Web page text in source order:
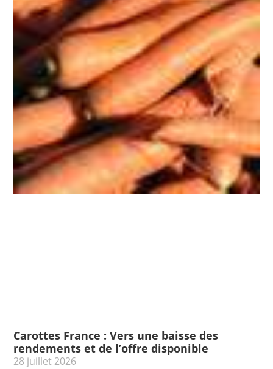
Carottes France : Vers une baisse des
rendements et de l’offre disponible
28 juillet 2026